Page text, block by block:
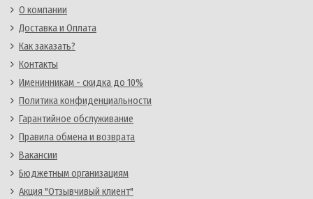
О компании
Доставка и Оплата
Как заказать?
Контакты
Именинникам - скидка до 10%
Политика конфиденциальности
Гарантийное обслуживание
Правила обмена и возврата
Вакансии
Бюджетным организациям
Акция "Отзывчивый клиент"